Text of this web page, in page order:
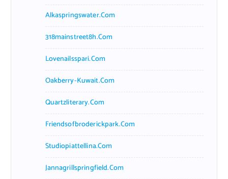
Alkaspringswater.com
318mainstreet8h.com
Lovenailsspari.com
Oakberry-Kuwait.com
Quartzliterary.com
Friendsofbroderickpark.com
Studiopiattellina.com
Jannagrillspringfield.com